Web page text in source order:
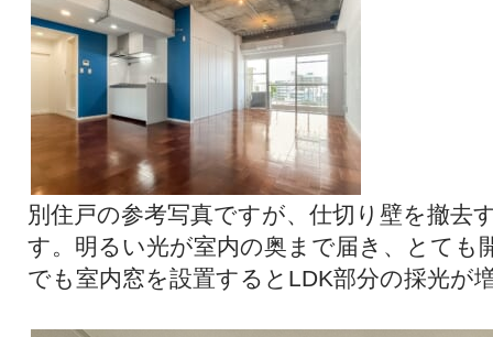
別住戸の参考写真ですが、仕切り壁を撤去
す。明るい光が室内の奥まで届き、とても
でも室内窓を設置するとLDK部分の採光が